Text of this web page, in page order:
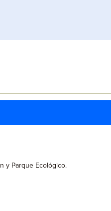
y Parque Ecológico.